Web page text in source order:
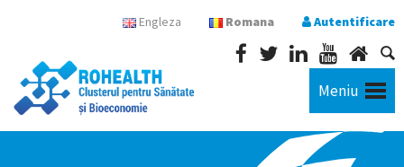
Engleza Romana Autentificare
Meniu